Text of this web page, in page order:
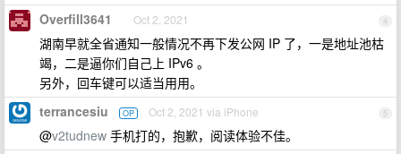
4
Overfill3641 Oct 2, 2021
湖南早就全省通知一般情况不再下发公网 IP 了，一是地址池枯
竭，二是逼你们自己上 IPv6 。
另外，回车键可以适当用用。
5
terrancesiu OP Oct 2, 2021 via iPhone
@v2tudnew 手机打的，抱歉，阅读体验不佳。